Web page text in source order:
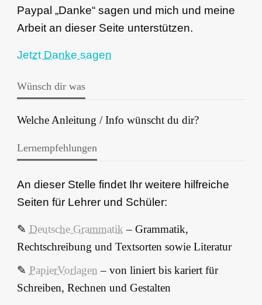
Paypal „Danke“ sagen und mich und meine
Arbeit an dieser Seite unterstützen.
Jetzt Danke sagen
Wünsch dir was
Welche Anleitung / Info wünscht du dir?
Lernempfehlungen
An dieser Stelle findet Ihr weitere hilfreiche
Seiten für Lehrer und Schüler:
✎ Deutsche Grammatik – Grammatik,
Rechtschreibung und Textsorten sowie Literatur
✎ PapierVorlagen – von liniert bis kariert für
Schreiben, Rechnen und Gestalten